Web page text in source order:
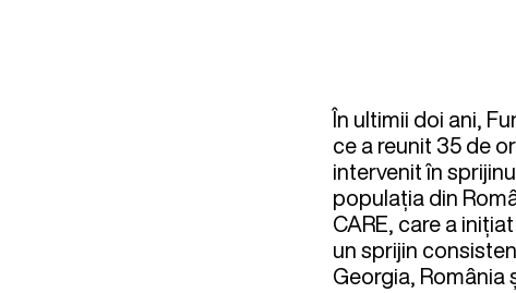
În ultimii doi ani,
ce a reunit 35 de
intervenit în
populația din
CARE, care a
un sprijin
Georgia, România